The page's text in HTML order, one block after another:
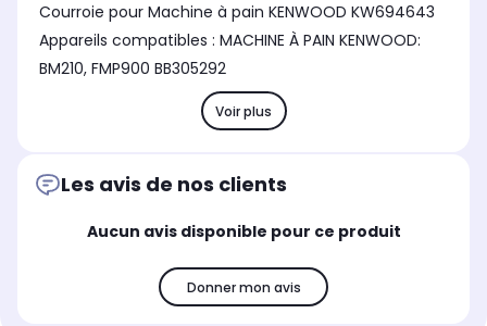
Courroie pour Machine à pain KENWOOD KW694643
Appareils compatibles : MACHINE À PAIN KENWOOD:
BM210, FMP900 BB305292
Voir plus
Les avis de nos clients
Aucun avis disponible pour ce produit
Donner mon avis